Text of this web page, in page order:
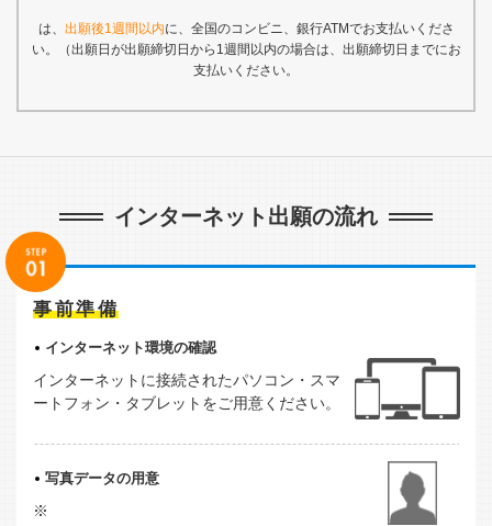
は、 出願後1週間以内に、全国のコンビニ、銀行ATMでお支払いくださ
い。（出願日が出願締切日から1週間以内の場合は、出願締切日までにお
支払いください。
インターネット出願の流れ
事前準備
インターネット環境の確認
インターネットに接続されたパソコン・スマ
ートフォン・タブレットをご用意ください。
写真データの用意
※